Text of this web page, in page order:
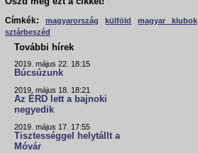
Címkék:
magyarország külföld magyar klubok
sztárbeszéd
További hírek
2019. május 22. 18:15
Búcsúzunk
2019. május 18. 18:21
Az ÉRD lett a bajnoki
negyedik
2019. május 17. 17:55
Tisztességgel helytállt a
Móvár